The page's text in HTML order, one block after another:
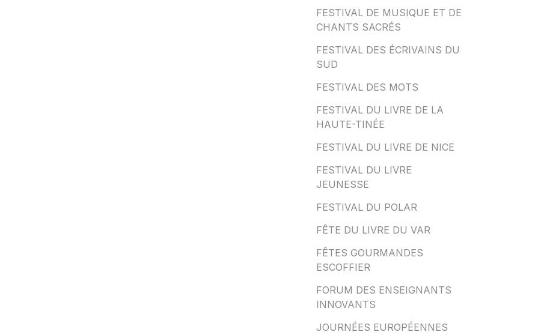
FESTIVAL DE MUSIQUE ET DE
CHANTS SACRÉS
FESTIVAL DES ÉCRIVAINS DU
SUD
FESTIVAL DES MOTS
FESTIVAL DU LIVRE DE LA
HAUTE-TINÉE
FESTIVAL DU LIVRE DE NICE
FESTIVAL DU LIVRE
JEUNESSE
FESTIVAL DU POLAR
FÊTE DU LIVRE DU VAR
FÊTES GOURMANDES
ESCOFFIER
FORUM DES ENSEIGNANTS
INNOVANTS
JOURNÉES EUROPÉENNES